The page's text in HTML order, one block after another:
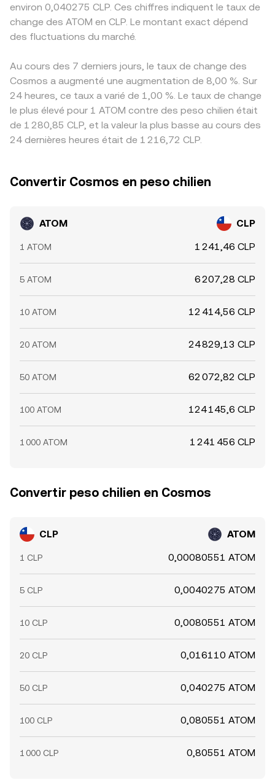
environ 0,040275 CLP. Ces chiffres indiquent le taux de
change des ATOM en CLP. Le montant exact dépend
des fluctuations du marché.
Au cours des 7 derniers jours, le taux de change des
Cosmos a augmenté une augmentation de 8,00 %. Sur
24 heures, ce taux a varié de 1,00 %. Le taux de change
le plus élevé pour 1 ATOM contre des peso chilien était
de 1 280,85 CLP, et la valeur la plus basse au cours des
24 dernières heures était de 1 216,72 CLP.
Convertir Cosmos en peso chilien
ATOM CLP
1 ATOM 1 241,46 CLP
5 ATOM 6 207,28 CLP
10 ATOM 12 414,56 CLP
20 ATOM 24 829,13 CLP
50 ATOM 62 072,82 CLP
100 ATOM 124 145,6 CLP
1 000 ATOM 1 241 456 CLP
Convertir peso chilien en Cosmos
CLP ATOM
1 CLP 0,00080551 ATOM
5 CLP 0,0040275 ATOM
10 CLP 0,0080551 ATOM
20 CLP 0,016110 ATOM
50 CLP 0,040275 ATOM
100 CLP 0,080551 ATOM
1 000 CLP 0,80551 ATOM